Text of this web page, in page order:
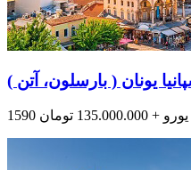
یونان ( بارسلون، آتن )
1590 یورو + 135.000.000 تومان